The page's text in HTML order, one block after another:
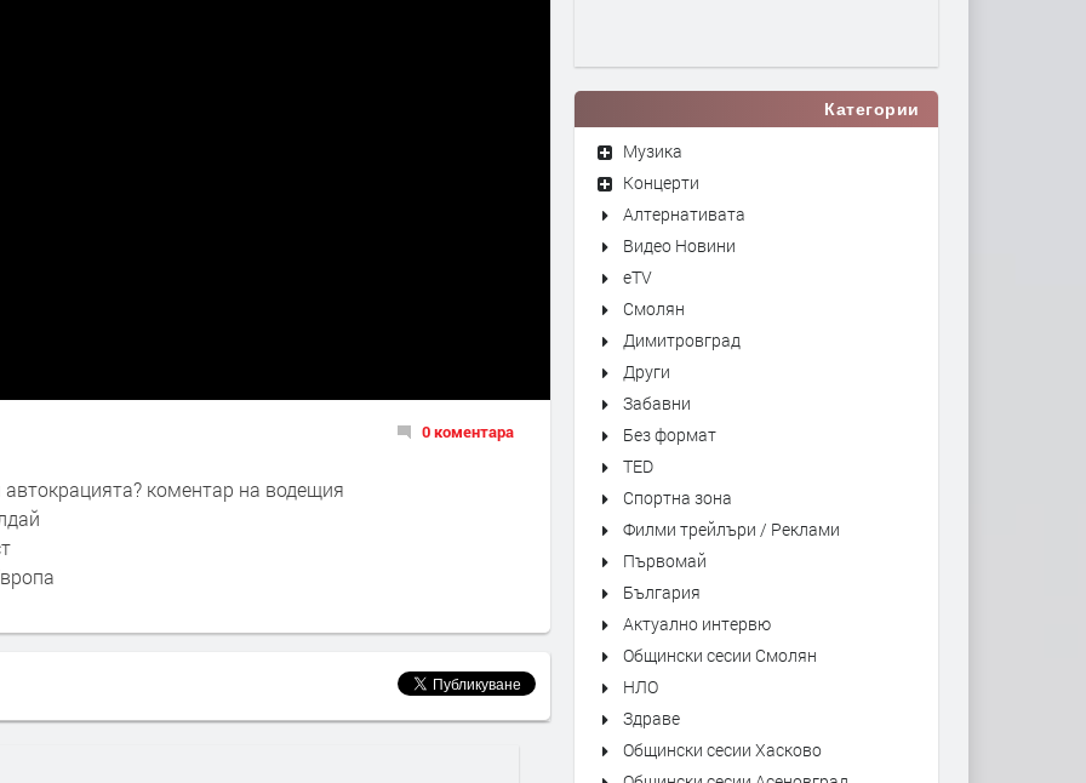
0 коментара
коментар на водещия
Категории
Музика
Концерти
Алтернативата
Видео Новини
eTV
Смолян
Димитровград
Други
Забавни
Без формат
TED
Спортна зона
Филми трейлъри / Реклами
Първомай
България
Актуално интервю
Общински сесии Смолян
НЛО
Здраве
Общински сесии Хасково